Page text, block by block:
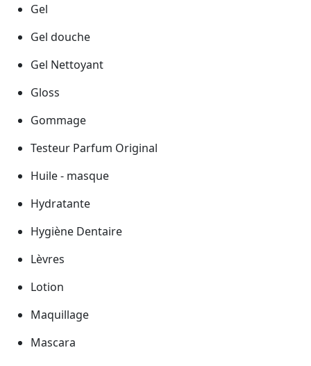
Gel
Gel douche
Gel Nettoyant
Gloss
Gommage
Testeur Parfum Original
Huile - masque
Hydratante
Hygiène Dentaire
Lèvres
Lotion
Maquillage
Mascara